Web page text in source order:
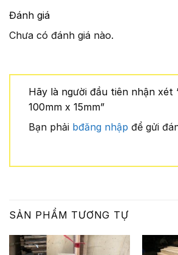
Đánh giá
Chưa có đánh giá nào.
Hãy là người đầu tiên nhận xét
100mm x 15mm”
Bạn phải bđăng nhập để gửi
SẢN PHẨM TƯƠNG TỰ